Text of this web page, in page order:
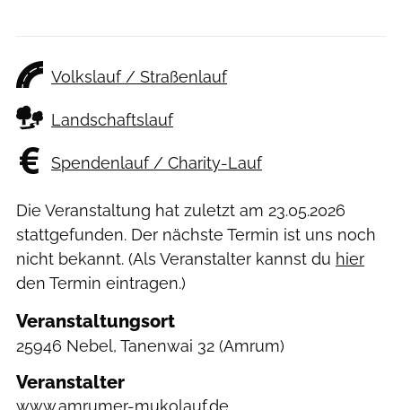
Volkslauf / Straßenlauf
Landschaftslauf
Spendenlauf / Charity-Lauf
Die Veranstaltung hat zuletzt am 23.05.2026
stattgefunden. Der nächste Termin ist uns noch
nicht bekannt. (Als Veranstalter kannst du hier
den Termin eintragen.)
Veranstaltungsort
25946 Nebel, Tanenwai 32 (Amrum)
Veranstalter
www.amrumer-mukolauf.de